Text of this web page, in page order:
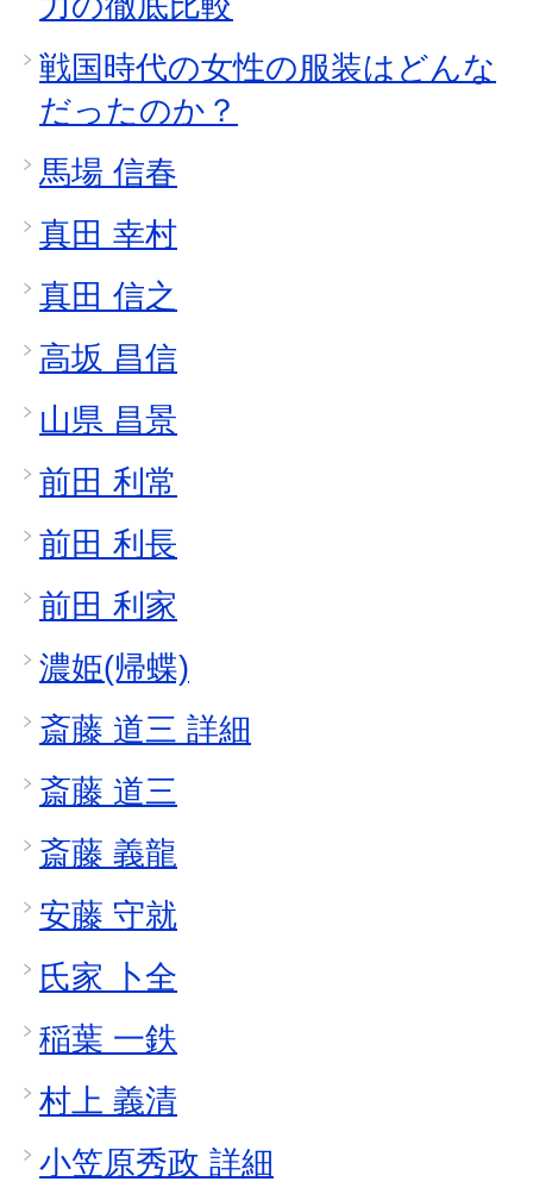
戦国時代の女性の服装はどんな
だったのか？
馬場 信春
真田 幸村
真田 信之
高坂 昌信
山県 昌景
前田 利常
前田 利長
前田 利家
濃姫(帰蝶)
斎藤 道三 詳細
斎藤 道三
斎藤 義龍
安藤 守就
氏家 卜全
稲葉 一鉄
村上 義清
小笠原秀政 詳細